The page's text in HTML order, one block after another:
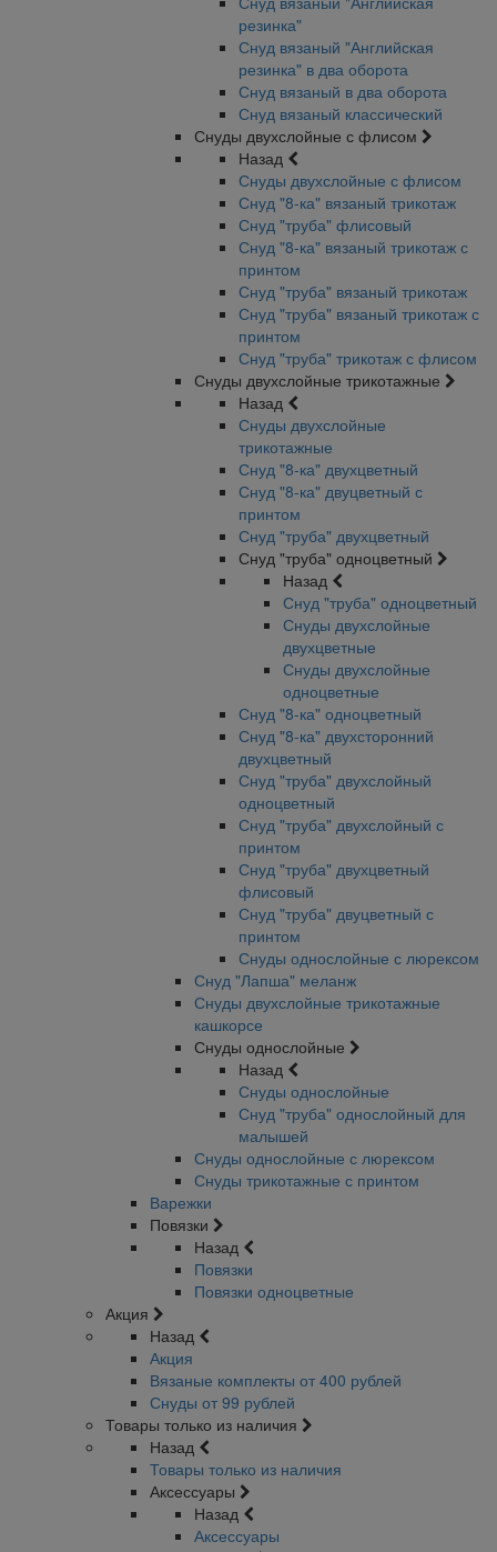
резинка"
Снуд вязаный "Английская
резинка" в два оборота
Снуд вязаный в два оборота
Снуд вязаный классический
Снуды двухслойные с флисом
Назад
Снуды двухслойные с флисом
Снуд "8-ка" вязаный трикотаж
Снуд "труба" флисовый
Снуд "8-ка" вязаный трикотаж с
принтом
Снуд "труба" вязаный трикотаж
Снуд "труба" вязаный трикотаж с
принтом
Снуд "труба" трикотаж с флисом
Снуды двухслойные трикотажные
Назад
Снуды двухслойные
трикотажные
Снуд "8-ка" двухцветный
Снуд "8-ка" двуцветный с
принтом
Снуд "труба" двухцветный
Снуд "труба" одноцветный
Назад
Снуд "труба" одноцветный
Снуды двухслойные
двухцветные
Снуды двухслойные
одноцветные
Снуд "8-ка" одноцветный
Снуд "8-ка" двухсторонний
двухцветный
Снуд "труба" двухслойный
одноцветный
Снуд "труба" двухслойный с
принтом
Снуд "труба" двухцветный
флисовый
Снуд "труба" двуцветный с
принтом
Снуды однослойные с люрексом
Снуд "Лапша" меланж
Снуды двухслойные трикотажные
кашкорсе
Снуды однослойные
Назад
Снуды однослойные
Снуд "труба" однослойный для
малышей
Снуды однослойные с люрексом
Снуды трикотажные с принтом
Варежки
Повязки
Назад
Повязки
Повязки одноцветные
Акция
Назад
Акция
Вязаные комплекты от 400 рублей
Снуды от 99 рублей
Товары только из наличия
Назад
Товары только из наличия
Аксессуары
Назад
Аксессуары